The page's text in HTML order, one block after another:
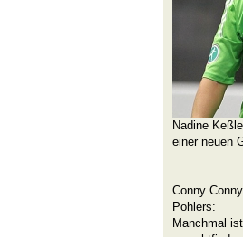
Nadine
einer neuen
Conny Conny
Manchmal